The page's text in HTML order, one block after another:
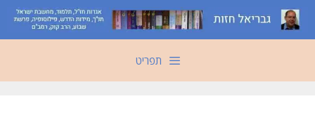
לדלג
לתוכן
תפריט